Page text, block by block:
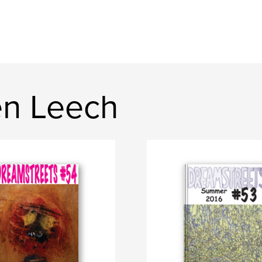
Leech